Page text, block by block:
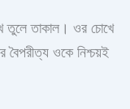
তুলে তাকাল। ওর চোখে
ওকে নিশ্চয়ই